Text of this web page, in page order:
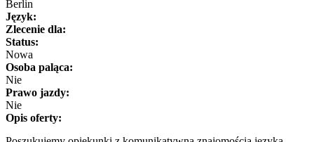
Berlin
Język:
Zlecenie dla:
Status:
Nowa
Osoba paląca:
Nie
Prawo jazdy:
Nie
Opis oferty: